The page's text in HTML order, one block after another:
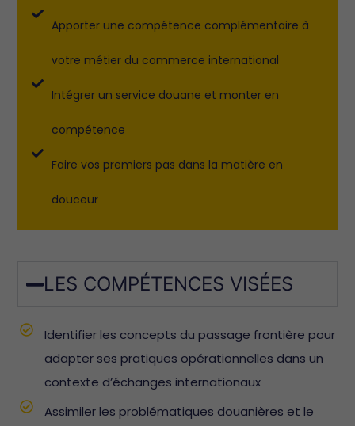
Apporter une compétence complémentaire à
votre métier du commerce international
Intégrer un service douane et monter en
compétence
Faire vos premiers pas dans la matière en
douceur
LES COMPÉTENCES VISÉES
Identifier les concepts du passage frontière pour
adapter ses pratiques opérationnelles dans un
contexte d’échanges internationaux
Assimiler les problématiques douanières et le